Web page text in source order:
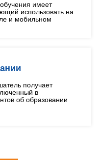
имеет
использовать на
и мобильном
получает
в
об образовании